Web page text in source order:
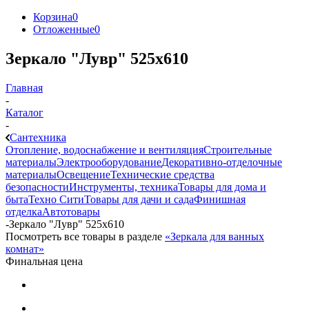
Корзина0
Отложенные0
Зеркало "Лувр" 525х610
Главная
-
Каталог
-
Сантехника
Отопление, водоснабжение и вентиляцияСтроительные
материалыЭлектрооборудованиеДекоративно-отделочные
материалыОсвещениеТехнические средства
безопасностиИнструменты, техникаТовары для дома и
бытаТехно СитиТовары для дачи и садаФинишная
отделкаАвтотовары
-Зеркало "Лувр" 525х610
Посмотреть все товары в разделе «Зеркала для ванных
комнат»
Финальная цена